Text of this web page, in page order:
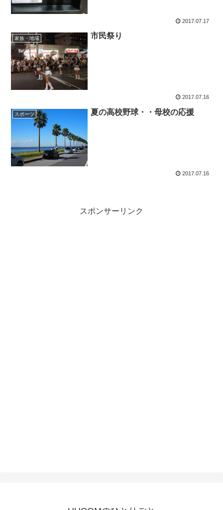
2017.07.17
家族・地域 市民祭り
2017.07.16
スポーツ 夏の高校野球・・母校の応援
2017.07.16
スポンサーリンク